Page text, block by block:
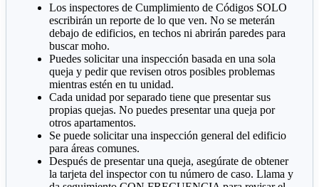
Los inspectores de Cumplimiento de Códigos SOLO
escribirán un reporte de lo que ven. No se meterán
debajo de edificios, en techos ni abrirán paredes para
buscar moho.
Puedes solicitar una inspección basada en una sola
queja y pedir que revisen otros posibles problemas
mientras estén en tu unidad.
Cada unidad por separado tiene que presentar sus
propias quejas. No puedes presentar una queja por
otros apartamentos.
Se puede solicitar una inspección general del edificio
para áreas comunes.
Después de presentar una queja, asegúrate de obtener
la tarjeta del inspector con tu número de caso. Llama y